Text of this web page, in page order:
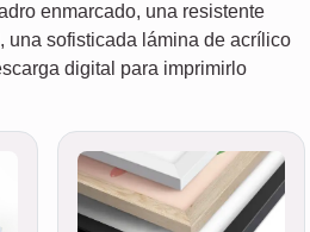
enmarcado, una resistente
una sofisticada lámina de acrílico
digital para imprimirlo